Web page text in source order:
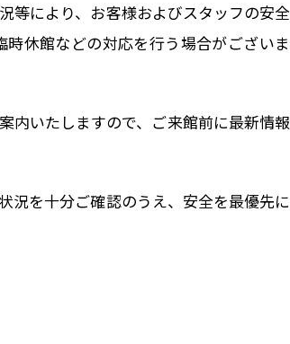
等により、お客様およびスタッフの安全
休館などの対応を行う場合がございま
内いたしますので、ご来館前に最新情報
況を十分ご確認のうえ、安全を最優先に